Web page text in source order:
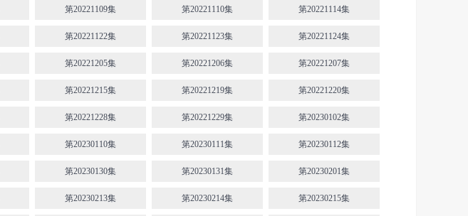
第20221109集 第20221110集 第20221114集
第20221122集 第20221123集 第20221124集
第20221205集 第20221206集 第20221207集
第20221215集 第20221219集 第20221220集
第20221228集 第20221229集 第20230102集
第20230110集 第20230111集 第20230112集
第20230130集 第20230131集 第20230201集
第20230213集 第20230214集 第20230215集